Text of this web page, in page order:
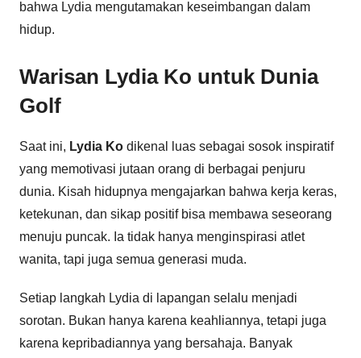
bahwa Lydia mengutamakan keseimbangan dalam
hidup.
Warisan Lydia Ko untuk Dunia
Golf
Saat ini, Lydia Ko dikenal luas sebagai sosok inspiratif
yang memotivasi jutaan orang di berbagai penjuru
dunia. Kisah hidupnya mengajarkan bahwa kerja keras,
ketekunan, dan sikap positif bisa membawa seseorang
menuju puncak. Ia tidak hanya menginspirasi atlet
wanita, tapi juga semua generasi muda.
Setiap langkah Lydia di lapangan selalu menjadi
sorotan. Bukan hanya karena keahliannya, tetapi juga
karena kepribadiannya yang bersahaja. Banyak